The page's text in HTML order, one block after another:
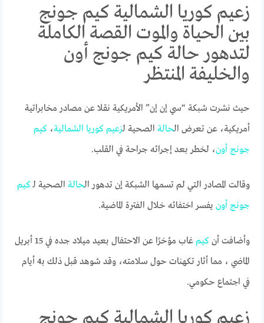
زعيم كوريا الشمالية كيم جونج
بين الحياة والموت القصة الكاملة
لتدهور حالة كيم جونج أون
والخليفة المنتظر
حيث نشرت شبكة “سي إن إن” الأمريكية نقلا عن مصادر مخابراتية
أمريكية، عن تعرض الحالة الصحية لزعيم كوريا الشمالية،كيم
جونج أون، لخطر بعد إجرائه جراحة في القلب.
وقالت المصادر التي لم تسمها الشبكة إن تدهور الحالة الصحية لـكيم
جونج أون يفسر اختفائه خلال الفترة الماضية.
وأضافت أنكيم
غاب مؤخرًا عن الاحتفال بعيد ميلاد جده في 15 أبريل
الماضي ، مما أثار تكهنات حول سلامته، وقد شوهد قبل ذلك بـ4 أيام
في اجتماع حكومي.
زعيم كوريا الشمالية كيم جونج